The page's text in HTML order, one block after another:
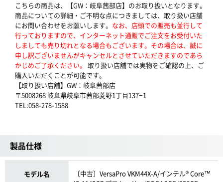
こちらの商品は、【GW：岐阜茜部店】のお取り扱いとなります。
商品についての詳細・ご不明な点につきましては、取り扱い店舗
にお問い合わせをお願いします。 なお、店頭での販売も並行して
行っておりますので、インターネット通販でご注文をお受付いた
しましても売り切れとなる場合もございます。その場合は、誠に
申し訳ございませんがキャンセルとさせていただきますのであら
かじめご了承ください。 取り扱い店舗では実物をご確認の上、ご
購入いただくことが可能です。
【取り扱い店舗】GW：岐阜茜部店
〒5008268 岐阜県岐阜市茜部菱野1丁目137−1
TEL:058-278-1588
製品仕様
モデル名
〔中古〕VersaPro VKM44X-A/インテル® Core™